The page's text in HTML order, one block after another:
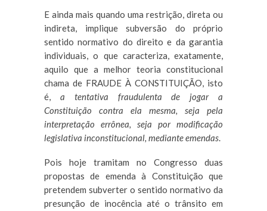
a
velocidade
de
leitura.
E ainda mais quando uma restrição, direta ou
indireta, implique subversão do próprio
sentido normativo do direito e da garantia
individuais, o que caracteriza, exatamente,
aquilo que a melhor teoria constitucional
chama de FRAUDE À CONSTITUIÇÃO, isto
é, a tentativa fraudulenta de jogar a
Constituição contra ela mesma, seja pela
interpretação errônea, seja por modificação
legislativa inconstitucional, mediante emendas.
Pois hoje tramitam no Congresso duas
propostas de emenda à Constituição que
pretendem subverter o sentido normativo da
presunção de inocência até o trânsito em